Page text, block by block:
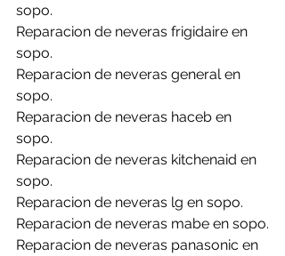
sopo.
Reparacion de neveras frigidaire en
sopo.
Reparacion de neveras general en
sopo.
Reparacion de neveras haceb en
sopo.
Reparacion de neveras kitchenaid en
sopo.
Reparacion de neveras lg en sopo.
Reparacion de neveras mabe en sopo.
Reparacion de neveras panasonic en